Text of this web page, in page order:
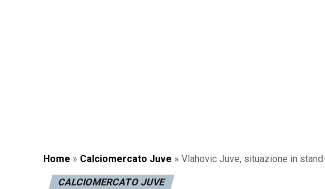
Home » Calciomercato Juve » Vlahovic Juve, situazione in
CALCIOMERCATO JUVE